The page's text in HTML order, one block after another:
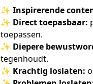
✨ Inspirerende
✨ Direct toepasbaar:
toepassen.
✨ Diepere
tegenhoudt.
✨ Krachtig loslaten: